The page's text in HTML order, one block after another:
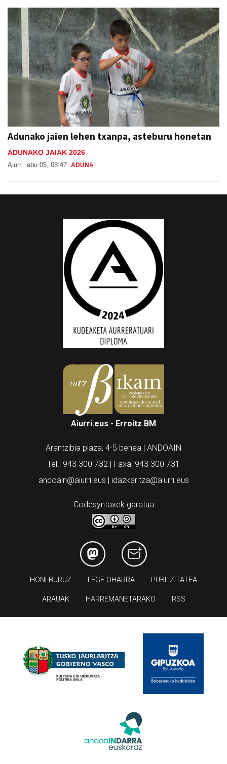
Adunako jaien lehen txanpa, asteburu honetan
ADUNAKO JAIAK 2026
Aiurri abu 05, 08:47 ADUNA
Aiurri.eus - Erroitz BM
Arantzibia plaza, 4-5 behea | ANDOAIN
Tel.: 943 300 732 | Faxa: 943 300 731
andoain@aiurri.eus | idazkaritza@aiurri.eus
Codesyntaxek garatua
HONI BURUZ LEGE OHARRA PUBLIZITATEA
ARAUAK HARREMANETARAKO RSS